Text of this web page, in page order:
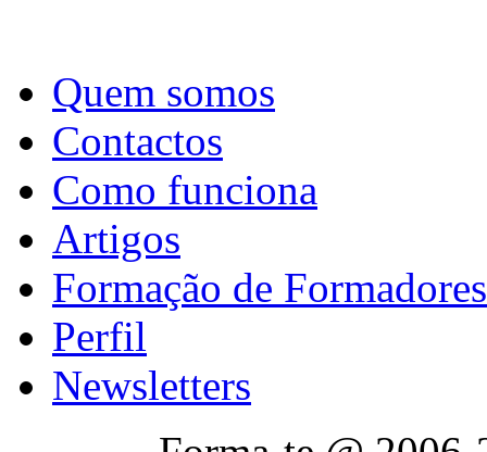
Quem somos
Contactos
Como funciona
Artigos
Formação de Formadores
Perfil
Newsletters